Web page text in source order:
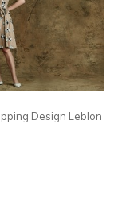
Design Leblon